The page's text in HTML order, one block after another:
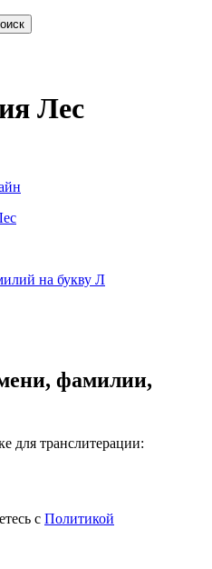
Лес
на букву Л
фамилии,
для транслитерации:
с Политикой